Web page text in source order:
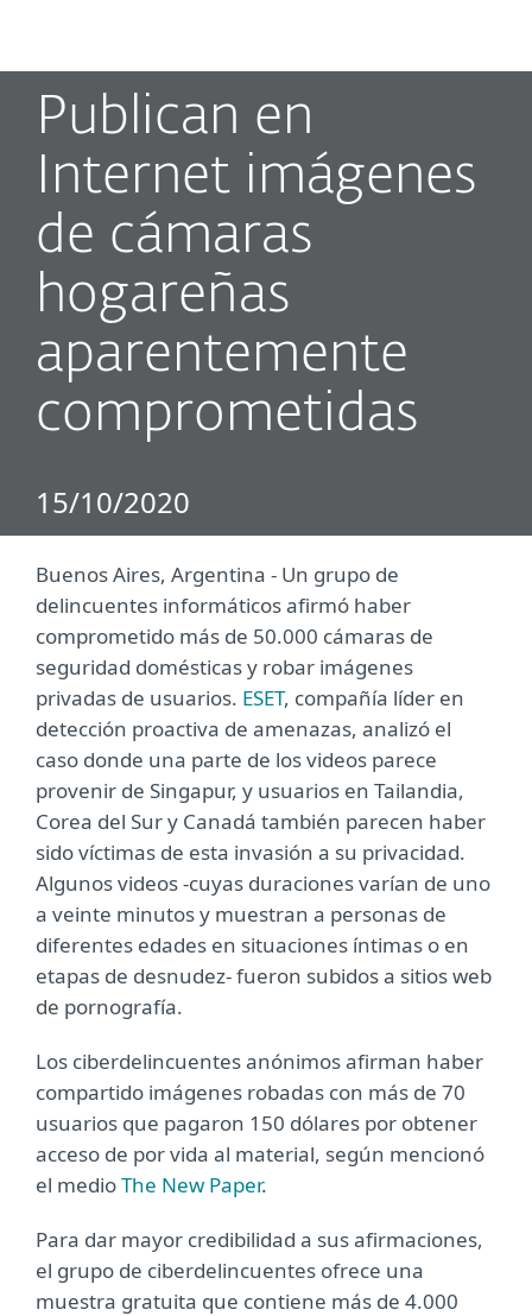
Publican en
Internet imágenes
de cámaras
hogareñas
aparentemente
comprometidas
15/10/2020
Buenos Aires, Argentina - Un grupo de
delincuentes informáticos afirmó haber
comprometido más de 50.000 cámaras de
seguridad domésticas y robar imágenes
privadas de usuarios. ESET, compañía líder en
detección proactiva de amenazas, analizó el
caso donde una parte de los videos parece
provenir de Singapur, y usuarios en Tailandia,
Corea del Sur y Canadá también parecen haber
sido víctimas de esta invasión a su privacidad.
Algunos videos -cuyas duraciones varían de uno
a veinte minutos y muestran a personas de
diferentes edades en situaciones íntimas o en
etapas de desnudez- fueron subidos a sitios web
de pornografía.
Los ciberdelincuentes anónimos afirman haber
compartido imágenes robadas con más de 70
usuarios que pagaron 150 dólares por obtener
acceso de por vida al material, según mencionó
el medioThe New Paper.
Para dar mayor credibilidad a sus afirmaciones,
el grupo de ciberdelincuentes ofrece una
muestra gratuita que contiene más de 4.000